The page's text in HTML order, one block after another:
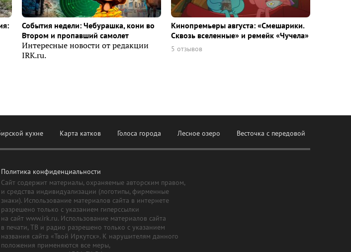
События недели: Чебурашка, кони во
Втором и пропавший самолет
Интересные новости от редакции
IRK.ru.
Кинопремьеры августа: «Смешарики.
Сквозь вселенные» и ремейк «Чучела»
5 отзывов
кухне Карта катков Голоса города Лесное озеро Весточка с передовой
Политика конфиденциальности
Сайт содержит материалы, охраняемые авторским правом,
и средства индивидуализации (логотипы, фирменные
знаки). Использование материалов сайта в интернете
разрешено только с указанием гиперссылки
на сайт www.irk.ru. Использование материалов сайта
в печати, ТВ и радио разрешено только с указанием
названия сайта «Твой Иркутск». К нарушителям данного
положения применяются все меры,